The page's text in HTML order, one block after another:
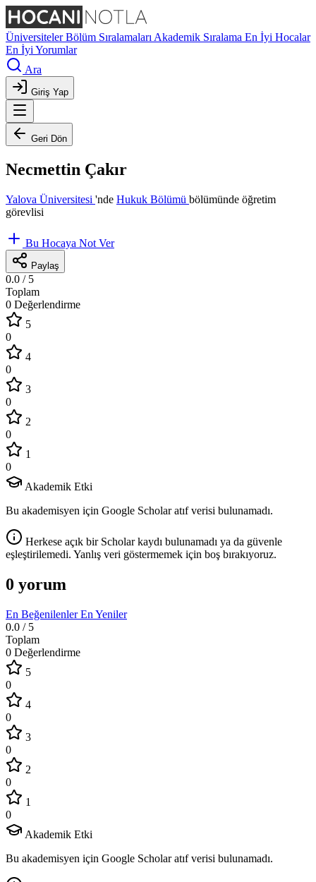
ÜniversitelerBölüm Sıralamaları Akademik Sıralama En İyi Hocalar
En İyi Yorumlar
Ara
Giriş Yap
Geri Dön
Necmettin Çakır
Yalova Üniversitesi 'nde Hukuk Bölümü bölümünde öğretim
görevlisi
Bu Hocaya Not Ver
Paylaş
0.0 / 5
Toplam
0 Değerlendirme
5
0
4
0
3
0
2
0
1
0
Akademik Etki
Bu akademisyen için Google Scholar atıf verisi bulunamadı.
Herkese açık bir Scholar kaydı bulunamadı ya da güvenle
eşleştirilemedi. Yanlış veri göstermemek için boş bırakıyoruz.
0 yorum
En BeğenilenlerEn Yeniler
0.0 / 5
Toplam
0 Değerlendirme
5
0
4
0
3
0
2
0
1
0
Akademik Etki
Bu akademisyen için Google Scholar atıf verisi bulunamadı.